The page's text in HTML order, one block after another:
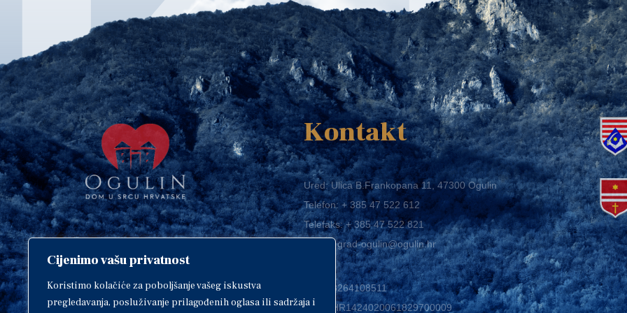
Cijenimo vašu privatnost
Koristimo kolačiće za poboljšanje vašeg iskustva
pregledavanja, posluživanje prilagođenih oglasa ili sadržaja i
Copyright © 2018. Grad Ogulin,
sva prava pridržana.
Kontakt
Ured: Ulica B.Frankopana 11, 47300 Ogulin
Telefon:+ 385 47 522 612
Telefaks:+ 385 47 522 821
E-mail:grad-ogulin@ogulin.hr
OIB: 58264108511
IBAN: HR1424020061829700009